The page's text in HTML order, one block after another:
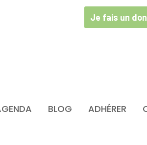
Je fais un
BLOG ADHÉRER